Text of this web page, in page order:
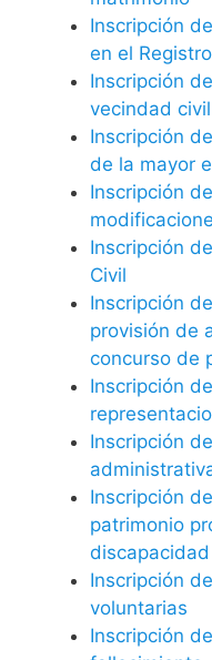
Inscripción
en el
Inscripción
vecindad civil
Inscripción
de la mayor
Inscripción
Inscripción
Civil
Inscripción
provisión de
concurso de
Inscripción
Inscripción
Inscripción
patrimonio
discapacidad
Inscripción
voluntarias
Inscripción